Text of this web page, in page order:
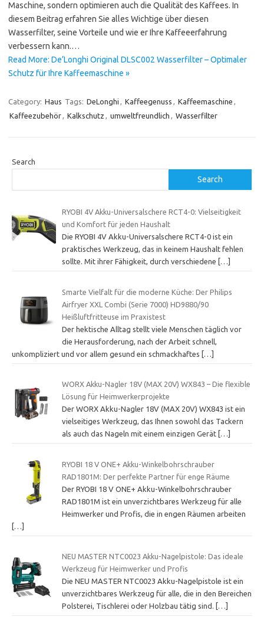
Maschine, sondern optimieren auch die Qualität des Kaffees. In
diesem Beitrag erfahren Sie alles Wichtige über diesen
Wasserfilter, seine Vorteile und wie er Ihre Kaffeeerfahrung
verbessern kann.…
Read More: De’Longhi Original DLSC002 Wasserfilter – Optimaler
Schutz für Ihre Kaffeemaschine »
Category: Haus Tags: DeLonghi , Kaffeegenuss , Kaffeemaschine ,
Kaffeezubehör, Kalkschutz , umweltfreundlich , Wasserfilter
Search
Search
RYOBI 4V Akku-Universalschere RCT4-0: Vielseitigkeit
und Komfort für jeden Haushalt
Die RYOBI 4V Akku-Universalschere RCT4-0 ist ein
praktisches Werkzeug, das in keinem Haushalt fehlen
sollte. Mit ihrer Fähigkeit, durch verschiedene
[…]
Smarte Vielfalt für die moderne Küche: Der Philips
Airfryer XXL Combi (Serie 7000) HD9880/90
Heißluftfritteuse im Praxistest
Der hektische Alltag stellt viele Menschen täglich vor
die Herausforderung, nach der Arbeit schnell,
unkompliziert und vor allem gesund ein schmackhaftes […]
WORX Akku-Nagler 18V (MAX 20V) WX843 – Die flexible
Lösung für Heimwerkerprojekte
Der WORX Akku-Nagler 18V (MAX 20V) WX843 ist ein
vielseitiges Werkzeug, das Ihnen sowohl das Tackern
als auch das Nageln mit einem einzigen Gerät […]
RYOBI 18 V ONE+ Akku-Winkelbohrschrauber
RAD1801M: Der perfekte Partner für enge Räume
Der RYOBI 18 V ONE+ Akku-Winkelbohrschrauber
RAD1801M ist ein unverzichtbares Werkzeug für alle
Heimwerker und Profis, die in engen Räumen arbeiten
[…]
NEU MASTER NTC0023 Akku-Nagelpistole: Das ideale
Werkzeug für Heimwerker und Profis
Die NEU MASTER NTC0023 Akku-Nagelpistole ist ein
unverzichtbares Werkzeug für alle, die in den Bereichen
Polsterei, Tischlerei oder Holzbau tätig sind.
[…]